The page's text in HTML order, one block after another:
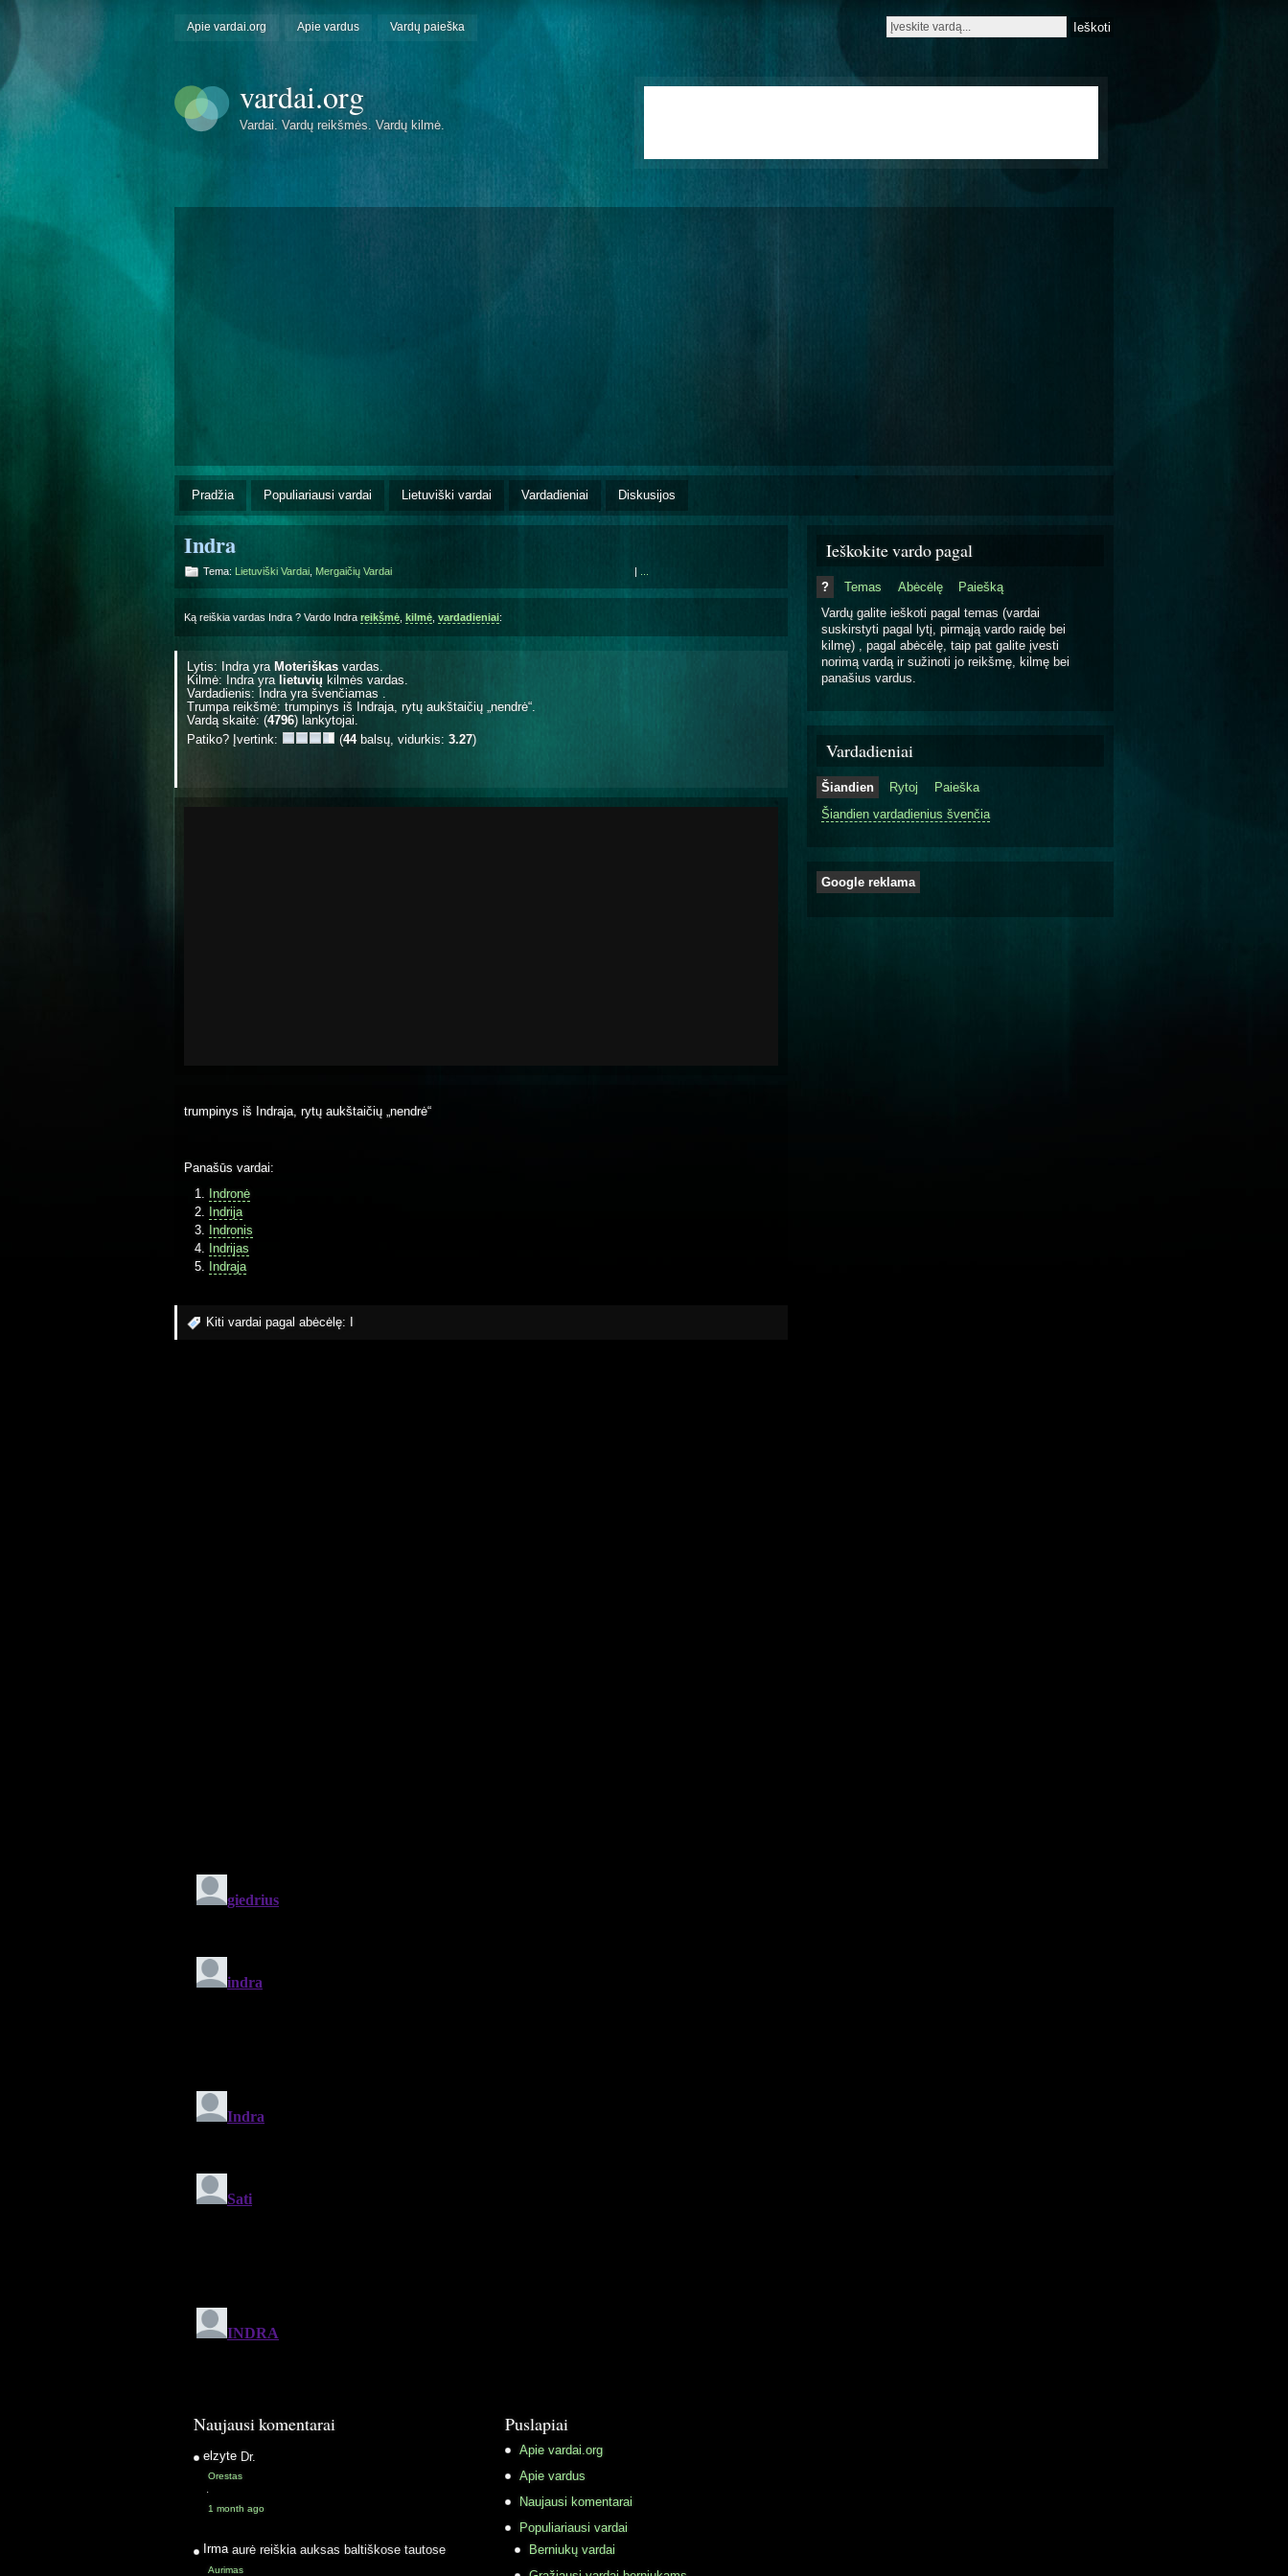
Apie vardai.org Apie vardus Vardų paieška
vardai.org
Vardai. Vardų reikšmės. Vardų kilmė.
Pradžia Populiariausi vardai Lietuviški vardai Vardadieniai Diskusijos
Indra
Tema: Lietuviški Vardai Mergaičių Vardai |
Ką reiškia vardas Indra ? Vardo Indra reikšmė kilmė vardadieniai:
Lytis: Indra yra Moteriškas vardas.
Kilmė: Indra yra lietuvių kilmės vardas.
Vardadienis: Indra yra švenčiamas
Trumpa reikšmė: trumpinys iš Indraja, rytų aukštaičių „nendrė“.
Vardą skaitė: (4796) lankytojai.
Patiko? Įvertink:
(44balsų, vidurkis: 3.27)
trumpinys iš Indraja, rytų aukštaičių „nendrė“
Panašūs vardai:
Indronė
Indrija
Indronis
Indrijas
Indraja
Kiti vardai pagal abėcėlę:
Ieškokite vardo pagal
? Temas Abėcėlę
Paiešką
Vardų galite ieškoti pagal temas (vardai
suskirstyti pagal lytį, pirmąją vardo raidę bei
kilmę) , pagal abėcėlę, taip pat galite įvesti
norimą vardą ir sužinoti jo reikšmę, kilmę bei
panašius vardus.
Vardadieniai
Šiandien Rytoj
Paieška
Šiandien vardadienius švenčia
Google reklama
Naujausi komentarai
elzyte Dr.
Orestas
·
1 month ago
Irma aurė reiškia auksas baltiškose tautose
Aurimas
Puslapiai
Apie vardai.org
Apie vardus
Naujausi komentarai
Populiariausi vardai
Berniukų vardai